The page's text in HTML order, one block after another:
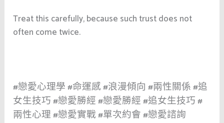
Treat this carefully, because such trust does not
often come twice.
#戀愛心理學 #命運感 #浪漫傾向 #兩性關係 #追
女生技巧 #戀愛勝經 #戀愛勝經 #追女生技巧 #
兩性心理 #戀愛實戰 #單次約會 #戀愛諮詢